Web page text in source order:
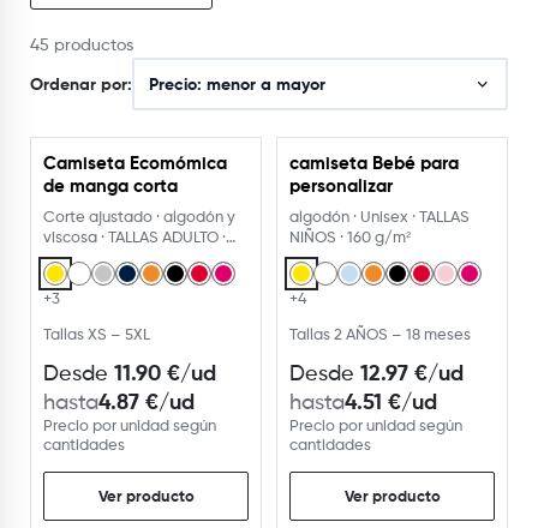
45 productos
Ordenar por:
USA EL PERSONALIZADOR
Camiseta Ecomómica
de manga corta
Corte ajustado · algodón y
viscosa · TALLAS ADULTO ·
150 g/m²
+3
Tallas XS – 5XL
Desde 11.90 €/ud
hasta4.87 €/ud
Precio por unidad según
cantidades
Ver producto
USA EL PERSONALIZADOR
camiseta Bebé para
personalizar
algodón · Unisex · TALLAS
NIÑOS · 160 g/m²
+4
Tallas 2 AÑOS – 18 meses
Desde 12.97 €/ud
hasta4.51 €/ud
Precio por unidad según
cantidades
Ver producto